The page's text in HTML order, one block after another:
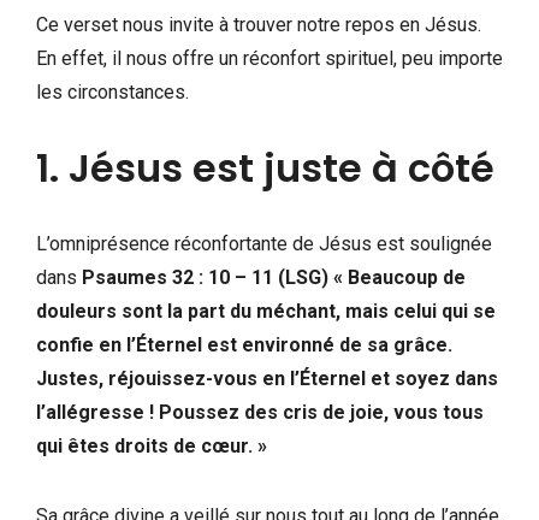
Ce verset nous invite à trouver notre repos en Jésus.
En effet, il nous offre un réconfort spirituel, peu importe
les circonstances.
1. Jésus est juste à côté
L’omniprésence réconfortante de Jésus est soulignée
dans Psaumes 32 : 10 – 11 (LSG) « Beaucoup de
douleurs sont la part du méchant, mais celui qui se
confie en l’Éternel est environné de sa grâce.
Justes, réjouissez-vous en l’Éternel et soyez dans
l’allégresse ! Poussez des cris de joie, vous tous
qui êtes droits de cœur. »
Sa grâce divine a veillé sur nous tout au long de l’année,